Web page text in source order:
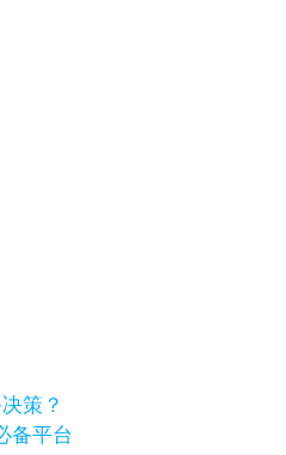
策？
备平台